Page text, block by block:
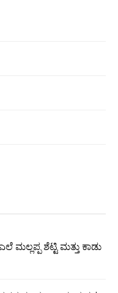
ಮಲ್ಲಪ್ಪ ಶೆಟ್ಟಿ ಮತ್ತು ಕಾಡು